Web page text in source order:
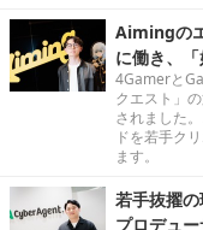
Aimingの
に働き、
4Gamerと
クエスト」
されました
ドを若手ク
ます。
若手抜擢
プロデュ